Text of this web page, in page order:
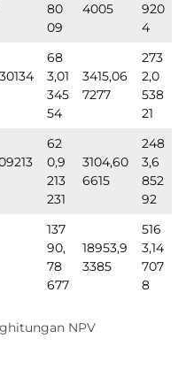
80
09
4005
920
4
68
3,01
345
54
3415,06
7277
273
2,0
538
21
62
0,9
213
231
3104,60
6615
248
3,6
852
92
137
90,
78
677
18953,9
3385
516
3,14
707
8
NPV